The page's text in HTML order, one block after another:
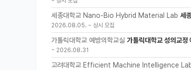
세종대학교 Nano-Bio Hybrid Material Lab 세
2026.08.05. ~ 상시 모집
가톨릭대학교 예방의학교실 가톨릭대학교 성의교정
~ 2026.08.31
고려대학교 Efficient Machine Intelligence